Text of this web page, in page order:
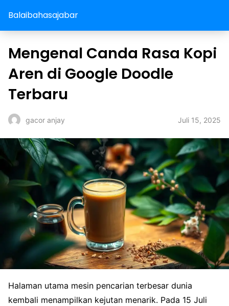
Balaibahasajabar
Mengenal Canda Rasa Kopi
Aren di Google Doodle
Terbaru
gacor anjay Juli 15, 2025
Halaman utama mesin pencarian terbesar dunia
kembali menampilkan kejutan menarik. Pada 15 Juli